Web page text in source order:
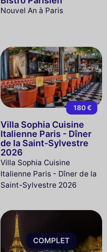
Nouvel An à Paris
180 €
Villa Sophia Cuisine
Italienne Paris - Dîner
de la Saint-Sylvestre
2026
Villa Sophia Cuisine
Italienne Paris - Dîner de la
Saint-Sylvestre 2026
COMPLET